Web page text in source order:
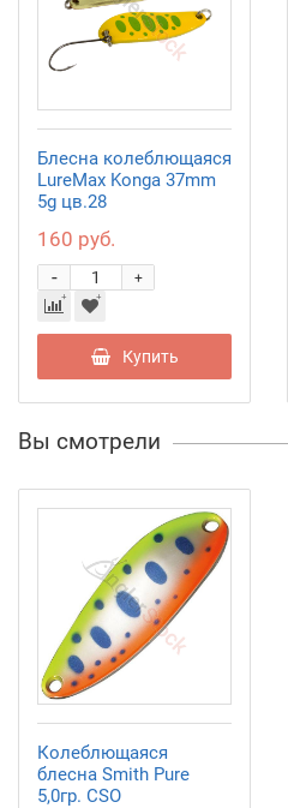
Блесна колеблющаяся
LureMax Konga 37mm
5g цв.28
160 руб.
+
-
Купить
Вы смотрели
Колеблющаяся
блесна Smith Pure
5,0гр. CSO